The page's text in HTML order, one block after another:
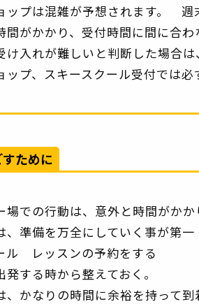
ップは混雑が予想されます。 週
間がかかり、受付時間に間に合わ
入れが難しいと判断した場合は
ップ、スキースクール受付では必
ために
での行動は、意外と時間がかか
、準備を万全にしていく事が第一
ル レッスンの予約をする
する時から整えておく。
かなりの時間に余裕を持って到